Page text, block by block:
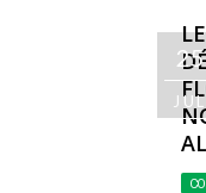
25
JUL